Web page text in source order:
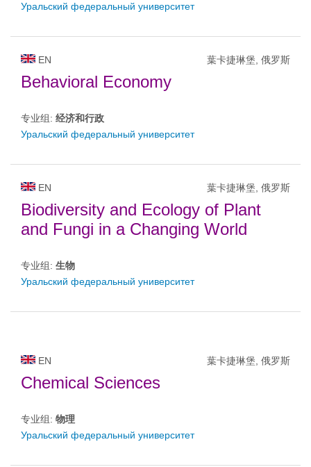
Уральский федеральный университет
EN 葉卡捷琳堡, 俄罗斯
Behavioral Economy
专业组: 经济和行政
Уральский федеральный университет
EN 葉卡捷琳堡, 俄罗斯
Biodiversity and Ecology of Plant
and Fungi in a Changing World
专业组: 生物
Уральский федеральный университет
EN 葉卡捷琳堡, 俄罗斯
Chemical Sciences
专业组: 物理
Уральский федеральный университет